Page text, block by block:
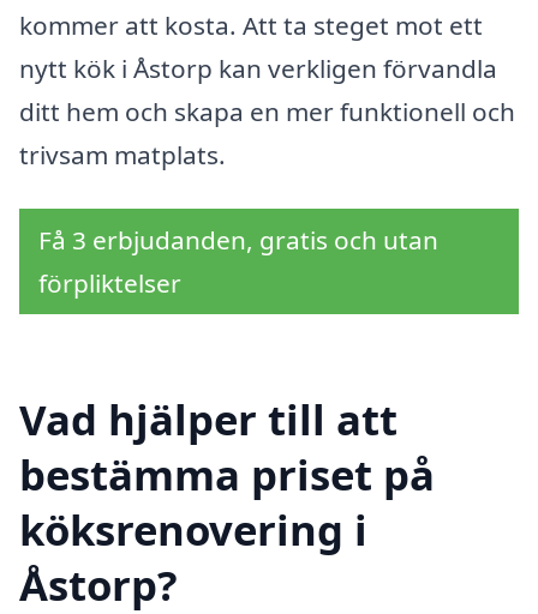
kommer att kosta. Att ta steget mot ett
nytt kök i Åstorp kan verkligen förvandla
ditt hem och skapa en mer funktionell och
trivsam matplats.
Få 3 erbjudanden, gratis och utan
förpliktelser
Vad hjälper till att
bestämma priset på
köksrenovering i
Åstorp?